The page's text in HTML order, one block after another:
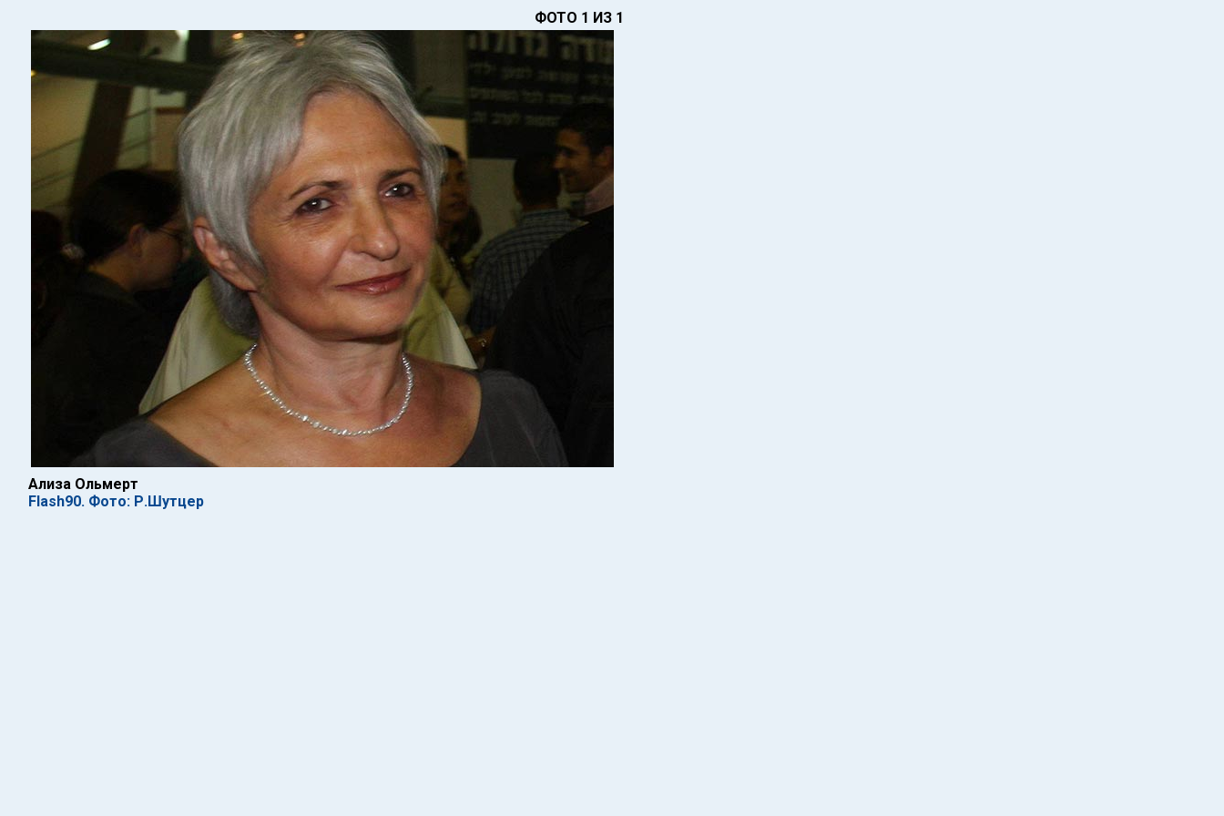
ФОТО 1 ИЗ 1
Ализа Ольмерт
Flash90. Фото: Р.Шутцер